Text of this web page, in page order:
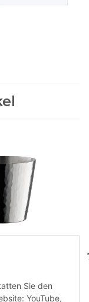
und
CHF
Sie den
YouTube,